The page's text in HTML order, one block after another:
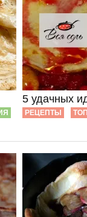
5 удачных
РЕЦЕПТЫ